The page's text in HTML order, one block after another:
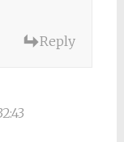
Reply